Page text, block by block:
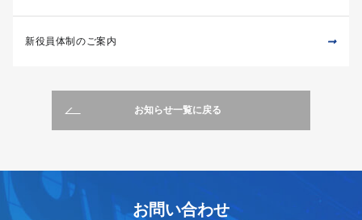
新役員体制のご案内
お知らせ一覧に戻る
お問い合わせ